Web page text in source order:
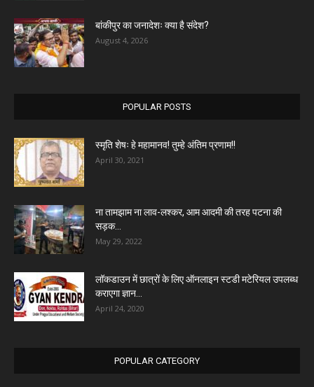
बांकीपुर का जनादेशः क्या है संदेश?
August 4, 2026
POPULAR POSTS
स्मृति शेषः हे महामानव! तुम्हे अंतिम प्रणाम!!
April 30, 2021
ना तामझाम ना लाव-लश्कर, आम आदमी की तरह पटना की
सड़क...
May 29, 2022
लॉकडाउन में छात्रों के लिए ऑनलाइन स्टडी मटेरियल उपलब्ध
कराएगा ज्ञान...
April 24, 2020
POPULAR CATEGORY